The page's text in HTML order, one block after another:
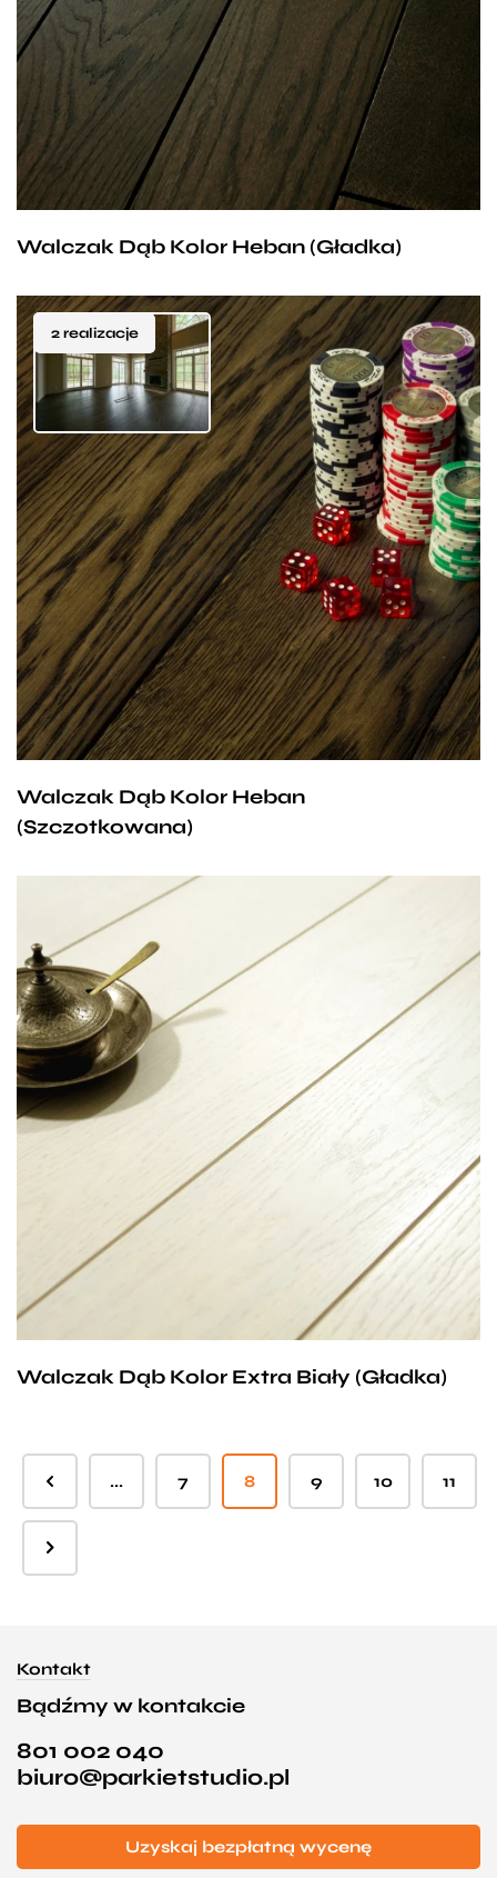
znakomitym dopełnieniem każdego pomieszczenia.
Taka podłoga genialnie komponuje się z jasnymi,
masywnymi meblami, tworząc wspólnie z nimi
wnętrze pełne szyku i elegancji. Deska Walczak
zachwyca naszych klientów nie tylko wyglądem ale
i funkcjonalnością, dlatego śmiało można
powiedzieć, że od długiego czasu jest naszym
bestsellerem.
Walczak Dąb Kolor Heban (Gładka)
2 realizacje
Heban to wyróżniająca się ponadczasowością
dębowa deska, której głęboki brązowy kolor będzie
znakomitym dopełnieniem każdego pomieszczenia.
Taka podłoga genialnie komponuje się z jasnymi,
masywnymi meblami, tworząc wspólnie z nimi
wnętrze pełne szyku i elegancji. Deska Walczak
zachwyca naszych klientów nie tylko wyglądem ale
i funkcjonalnością, dlatego śmiało można
powiedzieć, że od długiego czasu jest naszym
bestsellerem.
Walczak Dąb Kolor Heban
(Szczotkowana)
Niespotykany odcień białego, w połączeniu
z solidnym, dębowym drewnem daje nam
w rezultacie unikatową deskę Walczak Extra Biały.
To idealne rozwiązanie dla osób kochających
minimalistyczne wnętrza, ceniących sobie prostotę
i lubiących otaczać się pięknymi rzeczami. Biała
podłoga optycznie powiększy każde pomieszczenie,
nada mu dynamiki ale jednocześnie wprowadzi
harmonię i ład.
Walczak Dąb Kolor Extra Biały (Gładka)
... 7 8 9 10 11
Kontakt
Bądźmy w kontakcie
801 002 040
biuro@parkietstudio.pl
Uzyskaj bezpłatną wycenę